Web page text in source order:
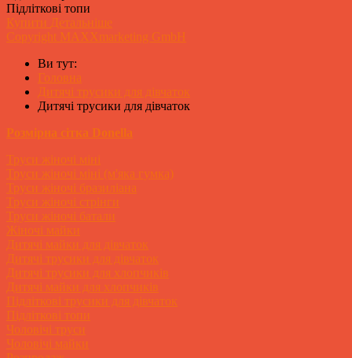
Підліткові топи
Купити Детальніше
Copyright MAXXmarketing GmbH
Ви тут:
Головна
Дитячі трусики для дівчаток
Дитячі трусики для дівчаток
Розмірна сітка Donella
Труси жіночі міні
Труси жіночі міні (м'яка гумка)
Труси жіночі бразиліана
Труси жіночі стрінги
Труси жіночі батали
Жіночі майки
Дитячі майки для дівчаток
Дитячі трусики для дівчаток
Дитячі трусики для хлопчиків
Дитячі майки для хлопчиків
Підліткові трусики для дівчаток
Підліткові топи
Чоловічі труси
Чоловічі майки